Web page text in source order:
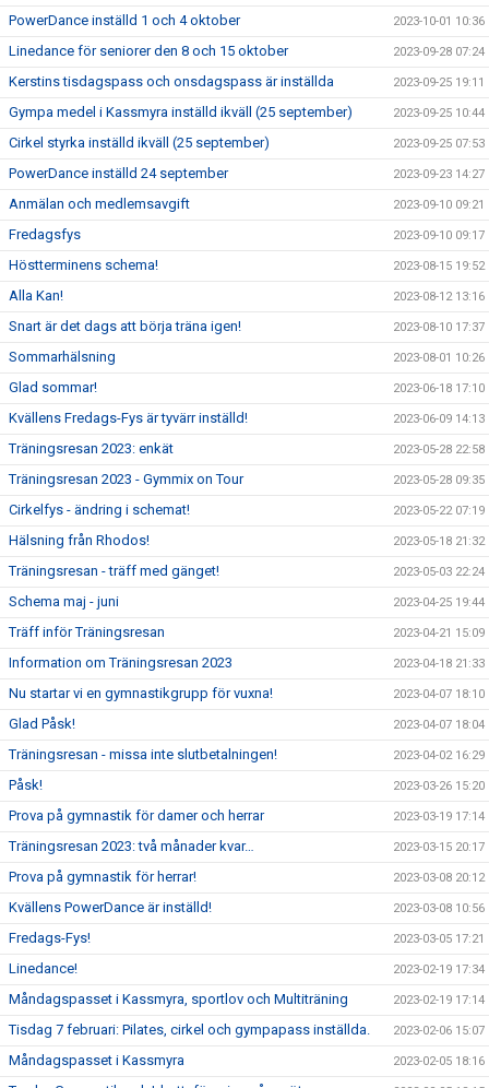
PowerDance inställd 1 och 4 oktober 2023-10-01 10:36
Linedance för seniorer den 8 och 15 oktober 2023-09-28 07:24
Kerstins tisdagspass och onsdagspass är inställda 2023-09-25 19:11
Gympa medel i Kassmyra inställd ikväll (25 september) 2023-09-25 10:44
Cirkel styrka inställd ikväll (25 september) 2023-09-25 07:53
PowerDance inställd 24 september 2023-09-23 14:27
Anmälan och medlemsavgift 2023-09-10 09:21
Fredagsfys 2023-09-10 09:17
Höstterminens schema! 2023-08-15 19:52
Alla Kan! 2023-08-12 13:16
Snart är det dags att börja träna igen! 2023-08-10 17:37
Sommarhälsning 2023-08-01 10:26
Glad sommar! 2023-06-18 17:10
Kvällens Fredags-Fys är tyvärr inställd! 2023-06-09 14:13
Träningsresan 2023: enkät 2023-05-28 22:58
Träningsresan 2023 - Gymmix on Tour 2023-05-28 09:35
Cirkelfys - ändring i schemat! 2023-05-22 07:19
Hälsning från Rhodos! 2023-05-18 21:32
Träningsresan - träff med gänget! 2023-05-03 22:24
Schema maj - juni 2023-04-25 19:44
Träff inför Träningsresan 2023-04-21 15:09
Information om Träningsresan 2023 2023-04-18 21:33
Nu startar vi en gymnastikgrupp för vuxna! 2023-04-07 18:10
Glad Påsk! 2023-04-07 18:04
Träningsresan - missa inte slutbetalningen! 2023-04-02 16:29
Påsk! 2023-03-26 15:20
Prova på gymnastik för damer och herrar 2023-03-19 17:14
Träningsresan 2023: två månader kvar… 2023-03-15 20:17
Prova på gymnastik för herrar! 2023-03-08 20:12
Kvällens PowerDance är inställd! 2023-03-08 10:56
Fredags-Fys! 2023-03-05 17:21
Linedance! 2023-02-19 17:34
Måndagspasset i Kassmyra, sportlov och Multiträning 2023-02-19 17:14
Tisdag 7 februari: Pilates, cirkel och gympapass inställda. 2023-02-06 15:07
Måndagspasset i Kassmyra 2023-02-05 18:16